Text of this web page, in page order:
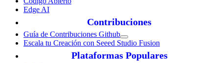
Edge AI
Contribuciones
Guía de Contribuciones Github
Escala tu Creación con Seeed Studio Fusion
Plataformas Populares